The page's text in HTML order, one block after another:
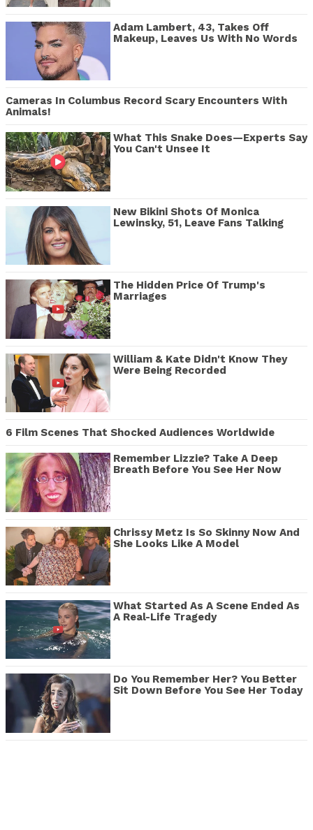
Adam Lambert, 43, Takes Off
Makeup, Leaves Us With No Words
Cameras In Columbus Record Scary Encounters With
Animals!
What This Snake Does—Experts Say
You Can't Unsee It
New Bikini Shots Of Monica
Lewinsky, 51, Leave Fans Talking
The Hidden Price Of Trump's
Marriages
William & Kate Didn't Know They
Were Being Recorded
6 Film Scenes That Shocked Audiences Worldwide
Remember Lizzie? Take A Deep
Breath Before You See Her Now
Chrissy Metz Is So Skinny Now And
She Looks Like A Model
What Started As A Scene Ended As
A Real-Life Tragedy
Do You Remember Her? You Better
Sit Down Before You See Her Today